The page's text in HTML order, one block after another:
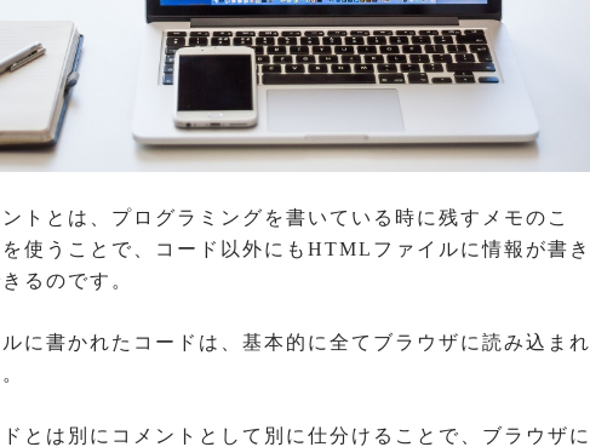
トとは、プログラミングを書いている時に残すメモのこ
使うことで、コード以外にもHTMLファイルに情報が書き
るのです。
に書かれたコードは、基本的に全てブラウザに読み込まれ
とは別にコメントとして別に仕分けることで、ブラウザに